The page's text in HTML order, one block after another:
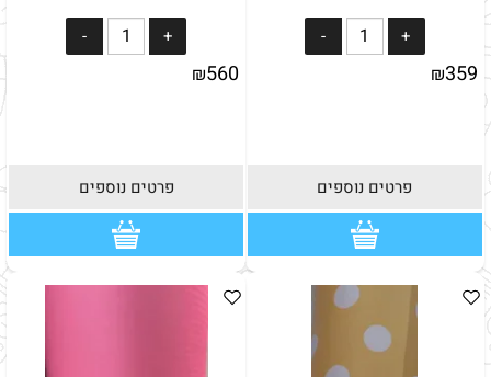
₪359
פרטים נוספים
₪560
פרטים נוספים